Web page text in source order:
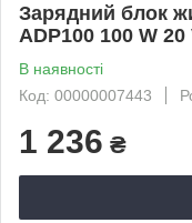
Зарядний блок
ADP100 100 W 20
В наявності
Код: 00000007443
1 236 ₴